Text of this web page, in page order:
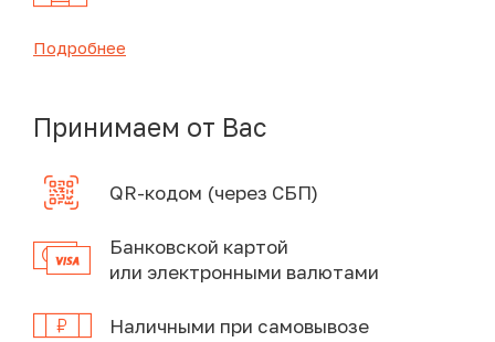
Подробнее
Принимаем от Вас
QR-кодом (через СБП)
Банковской картой
или электронными валютами
Наличными при самовывозе